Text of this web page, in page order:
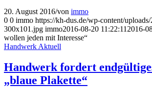
20. August 2016/von immo
0 0 immo https://kh-dus.de/wp-content/
300x101.jpg immo2016-08-20 11:22:11 2016-
wollen jeden mit Interesse“
Handwerk Aktuell
Handwerk fordert
„blaue Plakette“